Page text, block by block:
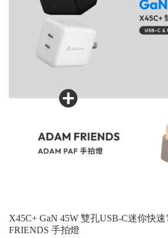
X45C+ GaN 45W 雙孔USB-C迷你快
FRIENDS 手拍燈